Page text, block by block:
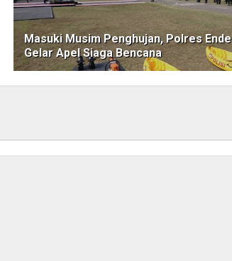
Masuki Musim Penghujan, Polres Ende
Gelar Apel Siaga Bencana